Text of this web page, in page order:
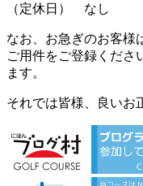
（定休日） なし
なお、お急ぎのお客様
ご用件をご登録くださ
ます。
それでは皆様、良いお